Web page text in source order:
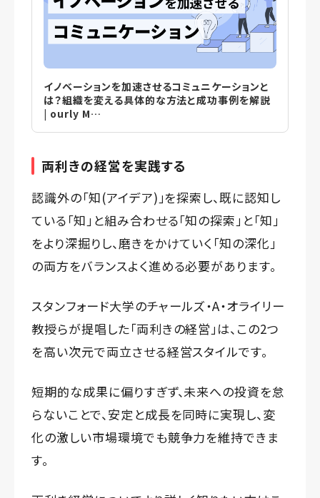
イノベーションを加速させるコミュニケーションと
は？組織を変える具体的な方法と成功事例を解説
| ourly M…
両利きの経営を実践する
認識外の「知(アイデア)」を探索し、既に認知し
ている「知」と組み合わせる「知の探索」と「知」
をより深掘りし、磨きをかけていく「知の深化」
の両方をバランスよく進める必要があります。
スタンフォード大学のチャールズ・A・オライリー
教授らが提唱した「両利きの経営」は、この2つ
を高い次元で両立させる経営スタイルです。
短期的な成果に偏りすぎず、未来への投資を怠
らないことで、安定と成長を同時に実現し、変
化の激しい市場環境でも競争力を維持できま
す。